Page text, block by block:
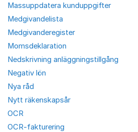
Massuppdatera kunduppgifter
Medgivandelista
Medgivanderegister
Momsdeklaration
Nedskrivning anläggningstillgång
Negativ lön
Nya råd
Nytt räkenskapsår
OCR
OCR-fakturering